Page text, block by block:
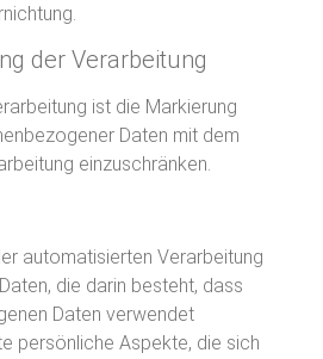
der Verarbeitung
ist die Markierung
Daten mit dem
einzuschränken.
automatisierten Verarbeitung
die darin besteht, dass
Daten verwendet
persönliche Aspekte, die sich